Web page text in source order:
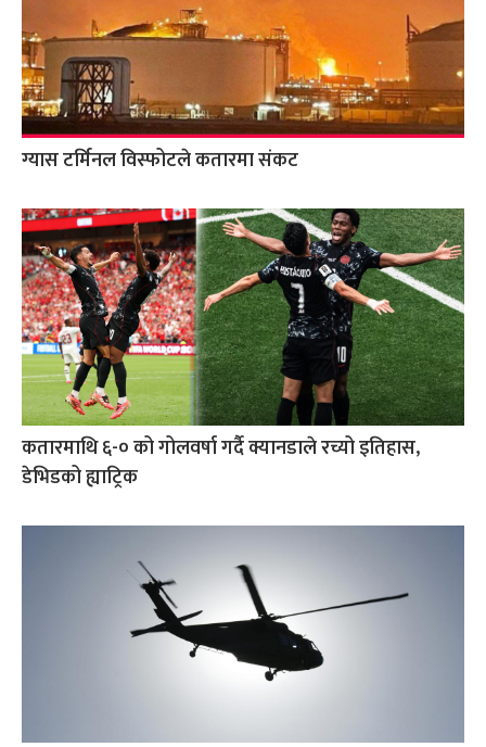
ग्यास टर्मिनल विस्फोटले कतारमा संकट
कतारमाथि ६-० को गोलवर्षा गर्दै क्यानडाले रच्यो इतिहास,
डेभिडको ह्याट्रिक